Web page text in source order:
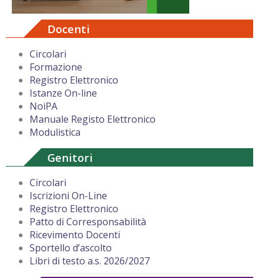
Docenti
Circolari
Formazione
Registro Elettronico
Istanze On-line
NoiPA
Manuale Registo Elettronico
Modulistica
Genitori
Circolari
Iscrizioni On-Line
Registro Elettronico
Patto di Corresponsabilità
Ricevimento Docenti
Sportello d’ascolto
Libri di testo a.s. 2026/2027